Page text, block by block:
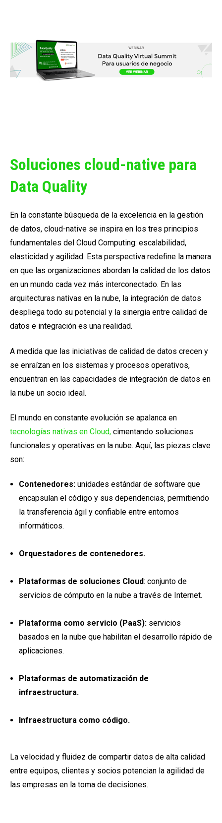
Soluciones cloud-native para
Data Quality
En la constante búsqueda de la excelencia en la gestión
de datos, cloud-native se inspira en los tres principios
fundamentales del Cloud Computing: escalabilidad,
elasticidad y agilidad. Esta perspectiva redefine la manera
en que las organizaciones abordan la calidad de los datos
en un mundo cada vez más interconectado. En las
arquitecturas nativas en la nube, la integración de datos
despliega todo su potencial y la sinergia entre calidad de
datos e integración es una realidad.
A medida que las iniciativas de calidad de datos crecen y
se enraízan en los sistemas y procesos operativos,
encuentran en las capacidades de integración de datos en
la nube un socio ideal.
El mundo en constante evolución se apalanca en
tecnologías nativas en Cloud, cimentando soluciones
funcionales y operativas en la nube. Aquí, las piezas clave
son:
Contenedores:unidades estándar de software que
encapsulan el código y sus dependencias, permitiendo
la transferencia ágil y confiable entre entornos
informáticos.
Orquestadores de contenedores.
Plataformas de soluciones Cloud: conjunto de
servicios de cómputo en la nube a través de Internet.
Plataforma como servicio (PaaS):servicios
basados en la nube que habilitan el desarrollo rápido de
aplicaciones.
Plataformas de automatización de
infraestructura.
Infraestructura como código.
La velocidad y fluidez de compartir datos de alta calidad
entre equipos, clientes y socios potencian la agilidad de
las empresas en la toma de decisiones.